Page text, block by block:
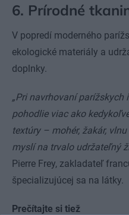
6. Prírodné
V popredí moderného
ekologické materiály a
doplnky.
„Pri navrhovaní
pohodlie viac ako
textúry – mohér, žakár,
myslí na trvalo udržateľný
Pierre Frey, zakladateľ
špecializujúcej sa na látky.
Prečítajte si tiež